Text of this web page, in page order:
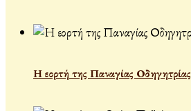
Η εορτή της Παναγίας Οδηγητρίας